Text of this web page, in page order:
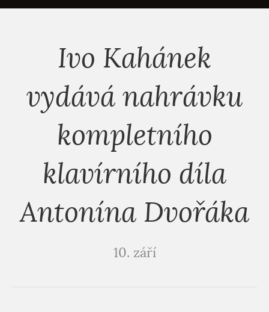
Ivo Kahánek
vydává nahrávku
kompletního
klavírního díla
Antonína Dvořáka
10. září